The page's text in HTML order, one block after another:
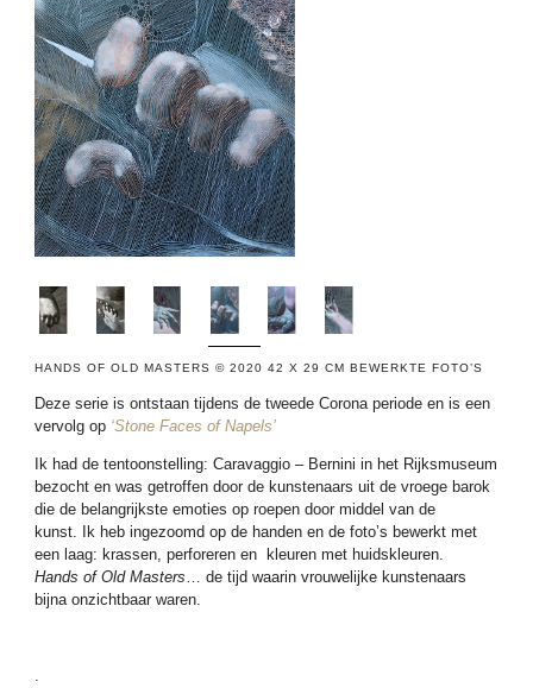
HANDS OF OLD MASTERS © 2020 42 X 29 CM BEWERKTE FOTO’S
Deze serie is ontstaan tijdens de tweede Corona periode en is een
vervolg op ‘Stone Faces of Napels’
Ik had de tentoonstelling: Caravaggio – Bernini in het Rijksmuseum
bezocht en was getroffen door de kunstenaars uit de vroege barok
die de belangrijkste emoties op roepen door middel van de
kunst. Ik heb ingezoomd op de handen en de foto’s bewerkt met
een laag: krassen, perforeren en kleuren met huidskleuren.
Hands of Old Masters… de tijd waarin vrouwelijke kunstenaars
bijna onzichtbaar waren.
.